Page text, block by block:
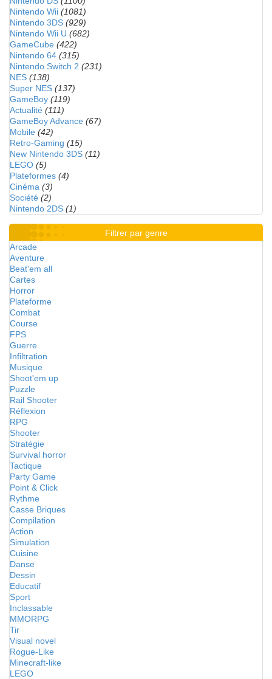
Nintendo Wii (1081)
Nintendo 3DS (929)
Nintendo Wii U (682)
GameCube (422)
Nintendo 64 (315)
Nintendo Switch 2 (231)
NES (138)
Super NES (137)
GameBoy (119)
Actualité (111)
GameBoy Advance (67)
Mobile (42)
Retro-Gaming (15)
New Nintendo 3DS (11)
LEGO (5)
Plateformes (4)
Cinéma (3)
Société (2)
Nintendo 2DS (1)
Filtrer par genre
Arcade
Aventure
Beat'em all
Cartes
Horror
Plateforme
Combat
Course
FPS
Guerre
Infiltration
Musique
Shoot'em up
Puzzle
Rail Shooter
Réflexion
RPG
Shooter
Stratégie
Survival horror
Tactique
Party Game
Point & Click
Rythme
Casse Briques
Compilation
Action
Simulation
Cuisine
Danse
Dessin
Educatif
Sport
Inclassable
MMORPG
Tir
Visual novel
Rogue-Like
Minecraft-like
LEGO